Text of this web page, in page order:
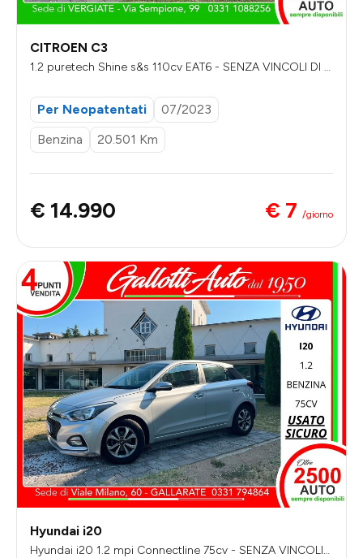
CITROEN C3
1.2 puretech Shine s&s 110cv EAT6 - SENZA VINCOLI DI FI
Per Neopatentati
07/2023
Benzina
20.501 Km
€ 14.990 € 7 /giorno
Hyundai i20
Hyundai i20 1.2 mpi Connectline 75cv - SENZA VINCOLI